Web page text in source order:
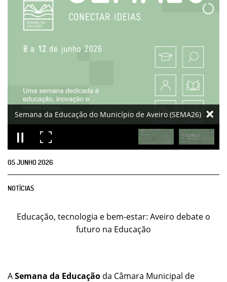
05JUNHO2026
NOTÍCIAS
Educação, tecnologia e bem-estar: Aveiro debate o
futuro na Educação
ASemana da Educação da Câmara Municipal de